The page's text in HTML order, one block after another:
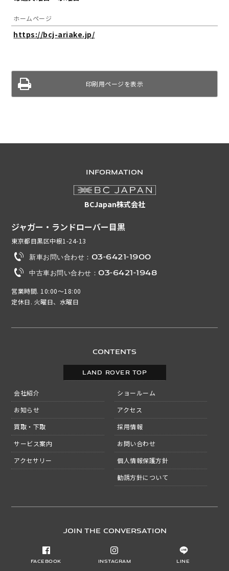
ホームページ
https://bcj-ariake.jp/
印刷用ページを表示
CONTENTS
LAND ROVER TOP
会社紹介
お知らせ
買取・下取
サービス案内
アクセサリー
ショールーム
アクセス
採用情報
お問い合わせ
個人情報保護方針
勧誘方針について
INFORMATION
BCJapan株式会社
ジャガー・ランドローバー目黒
東京都目黒区中根1-24-13
新車お問い合わせ：03-6421-1900
中古車お問い合わせ：03-6421-1948
営業時間. 10:00～18:00
定休日. 火曜日、水曜日
JOIN THE CONVERSATION
Facebook Instagram LINE